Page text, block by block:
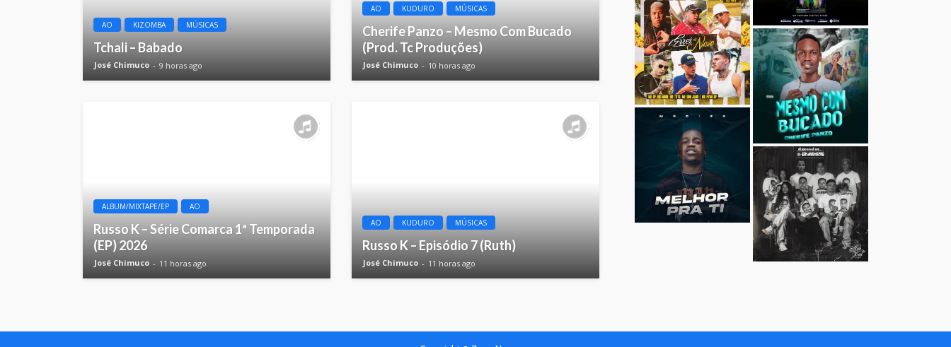
AO KIZOMBA MÚSICAS
Tchali – Babado
José Chimuco 9 horas ago
AO KUDURO MÚSICAS
Cherife Panzo – Mesmo Com Bucado
(Prod. Tc Produções)
José Chimuco 10 horas ago
ALBUM/MIXTAPE/EP AO
Russo K – Série Comarca 1ª Temporada
(EP) 2026
José Chimuco 11 horas ago
AO KUDURO MÚSICAS
Russo K – Episódio 7 (Ruth)
José Chimuco 11 horas ago